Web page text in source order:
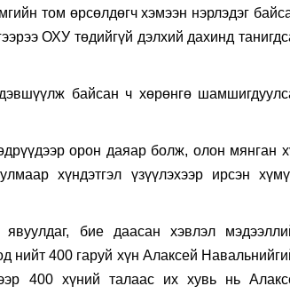
том өрсөлдөгч хэмээн нэрлэдэг
ОХУ төдийгүй дэлхий дахинд
байсан ч хөрөнгө
орон даяар болж, олон мянган
хүндэтгэл үзүүлэхээр ирсэн
бие даасан хэвлэл
нийт 400 гаруй хүн Алаксей
400 хүний талаас их хувь нь